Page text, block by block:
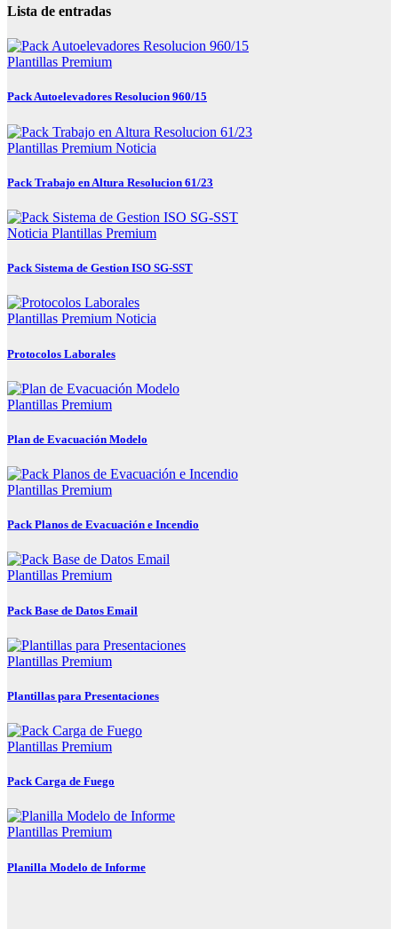
Lista de entradas
Plantillas Premium
Pack Autoelevadores Resolucion 960/15
Plantillas Premium Noticia
Pack Trabajo en Altura Resolucion 61/23
Noticia Plantillas Premium
Pack Sistema de Gestion ISO SG-SST
Plantillas Premium Noticia
Protocolos Laborales
Plantillas Premium
Plan de Evacuación Modelo
Plantillas Premium
Pack Planos de Evacuación e Incendio
Plantillas Premium
Pack Base de Datos Email
Plantillas Premium
Plantillas para Presentaciones
Plantillas Premium
Pack Carga de Fuego
Plantillas Premium
Planilla Modelo de Informe